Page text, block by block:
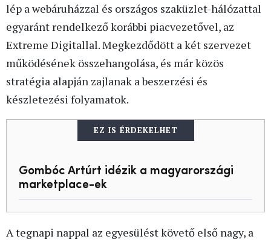
lép a webáruházzal és országos szaküzlet-hálózattal
egyaránt rendelkező korábbi piacvezetővel, az
Extreme Digitallal. Megkezdődött a két szervezet
működésének összehangolása, és már közös
stratégia alapján zajlanak a beszerzési és
készletezési folyamatok.
EZ IS ÉRDEKELHET
Gombóc Artúrt idézik a magyarországi
marketplace-ek
A tegnapi nappal az egyesülést követő első nagy, a